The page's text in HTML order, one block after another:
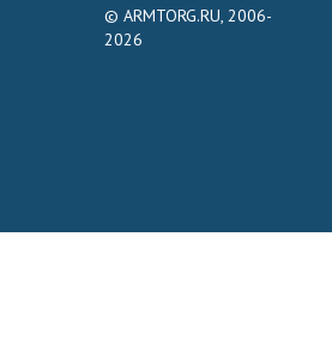
© ARMTORG.RU, 2006-
2026